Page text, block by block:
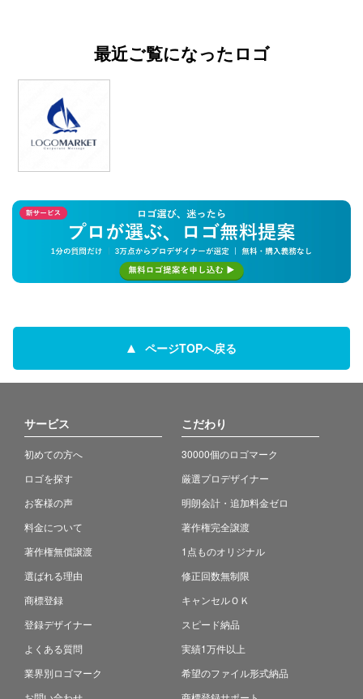
最近ご覧になったロゴ
ページTOPへ戻る
サービス
初めての方へ
ロゴを探す
お客様の声
料金について
著作権無償譲渡
選ばれる理由
商標登録
登録デザイナー
よくある質問
業界別ロゴマーク
こだわり
30000個のロゴマーク
厳選プロデザイナー
明朗会計・追加料金ゼロ
著作権完全譲渡
1点ものオリジナル
修正回数無制限
キャンセルＯＫ
スピード納品
実績1万件以上
希望のファイル形式納品